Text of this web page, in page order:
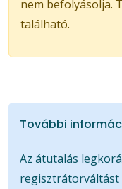
nem befolyásolja.
található.
További
Az átutalás
regisztrátorváltást